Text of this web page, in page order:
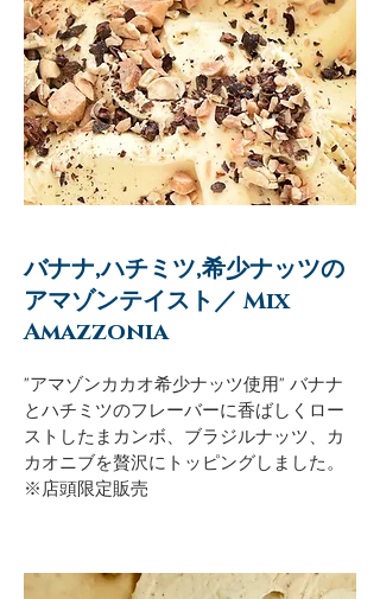
バナナ,ハチミツ,希少ナッツの
アマゾンテイスト／ Mix
Amazzonia
"アマゾンカカオ希少ナッツ使用" バナナ
とハチミツのフレーバーに香ばしくロー
ストしたまカンボ、ブラジルナッツ、カ
カオニブを贅沢にトッピングしました。
※店頭限定販売